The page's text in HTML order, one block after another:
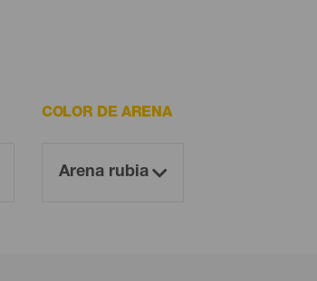
COLOR DE ARENA